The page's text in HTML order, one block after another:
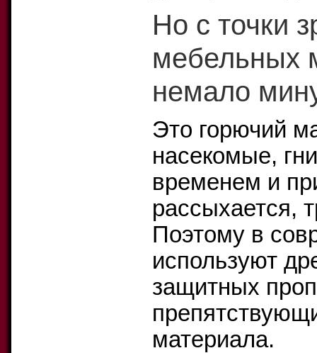
Но с точки
мебельных
немало
Это горючий
насекомые,
временем и
рассыхается,
Поэтому в
используют
защитных
материала.